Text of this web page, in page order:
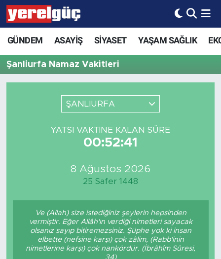
GÜNDEM ASAYİŞ SİYASET YAŞAM SAĞLIK
Şanliurfa Namaz Vakitleri
ŞANLIURFA
YATSI VAKTINE KALAN SÜRE
00:52:41
8 Ağustos 2026
25 Safer 1448
Ve (Allah) size istediğiniz şeylerin hepsinden
vermiştir. Eğer Allâh'ın verdiği nimetleri sayacak
olsanız sayıp bitiremezsiniz. Şüphe yok ki insan
elbette (nefsine karşı) çok zâlim, (Rabb'inin
nimetlerine karşı) çok nankördür. (İbrâhîm Sûresi,
34)